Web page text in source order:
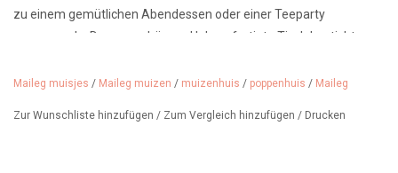
zu einem gemütlichen Abendessen oder einer Teeparty
versammeln. Der aus schönem Holz gefertigte Tisch besticht
Der Tisch ist 5 cm hoch und 10 cm breit.
Geeignet für Kinder ab 3 Jahren.
Maileg muisjes / Maileg muizen / muizenhuis / poppenhuis / Maileg
Zur Wunschliste hinzufügen / Zum Vergleich hinzufügen / Drucken